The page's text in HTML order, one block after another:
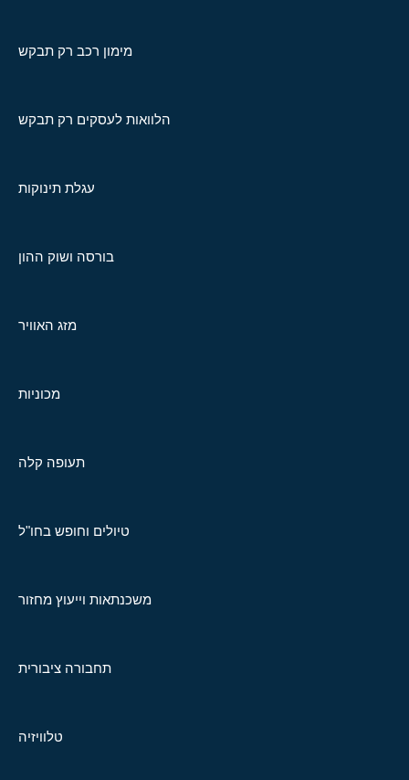
מימון רכב רק תבקש
הלוואות לעסקים רק תבקש
עגלת תינוקות
בורסה ושוק ההון
מזג האוויר
מכוניות
תעופה קלה
טיולים וחופש בחו"ל
משכנתאות וייעוץ מחזור
תחבורה ציבורית
טלוויזיה